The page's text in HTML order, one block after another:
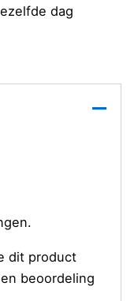
dag
dit product
beoordeling